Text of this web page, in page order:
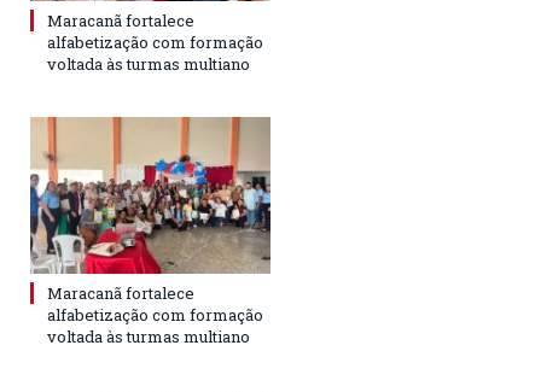
Maracanã fortalece
alfabetização com formação
voltada às turmas multiano
Maracanã fortalece
alfabetização com formação
voltada às turmas multiano